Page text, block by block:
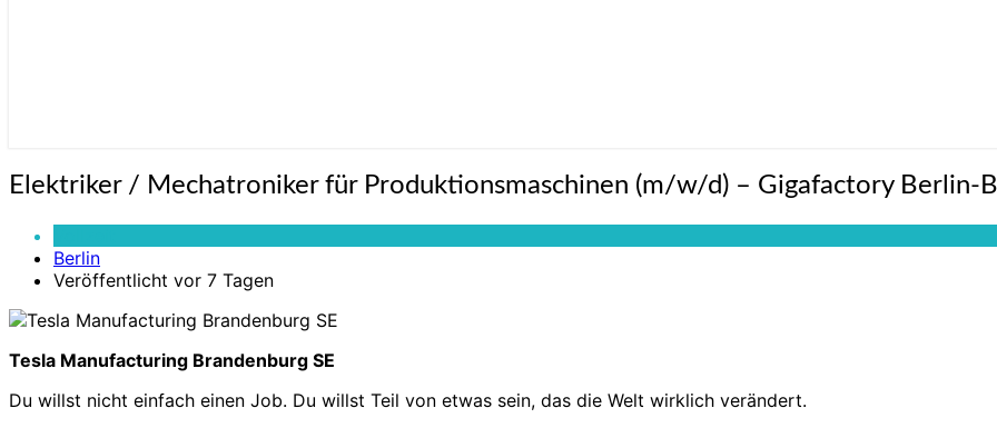
Elektriker
Mechatroniker
Produktionsmaschinen
(m/w/d)
–
Berlin-
Elektriker / Mechatroniker für Produktionsmaschinen (m/w/d) – Gigafactory Berlin-
Berlin
Veröffentlicht vor 7 Tagen
Tesla Manufacturing Brandenburg SE
Du willst nicht einfach einen Job. Du willst Teil von etwas sein, das die Welt wirklich verändert.